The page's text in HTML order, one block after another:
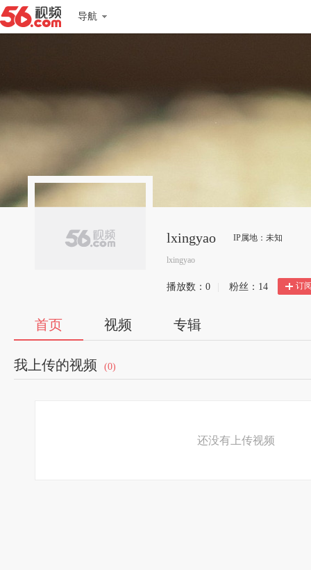
导航
lxingyao IP属地：未知
lxingyao
播放数： 0 粉丝： 14 订
首页 视频 专辑
我上传的视频 (0)
还没有上传视频